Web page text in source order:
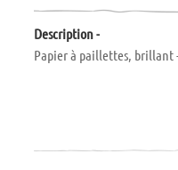
Description -
Papier à paillettes, brillant